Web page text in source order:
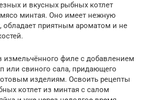
и вкусных рыбных котлет
минтая. Оно имеет нежную
обладает приятным ароматом и не
измельчённого филе с добавлением
или свиного сала, придающего
изделиям. Освоить рецепты
котлет из минтая с салом